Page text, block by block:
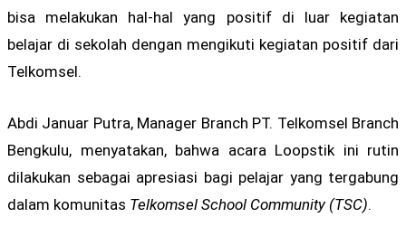
bisa melakukan hal-hal yang positif di luar kegiatan
belajar di sekolah dengan mengikuti kegiatan positif dari
Telkomsel.
Abdi Januar Putra, Manager Branch PT. Telkomsel Branch
Bengkulu, menyatakan, bahwa acara Loopstik ini rutin
dilakukan sebagai apresiasi bagi pelajar yang tergabung
dalam komunitas Telkomsel School Community (TSC).